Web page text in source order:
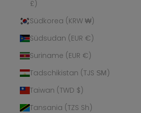
£)
Südkorea (KRW ₩)
Südsudan (EUR €)
Suriname (EUR €)
Tadschikistan (TJS ЅМ)
Taiwan (TWD $)
Tansania (TZS Sh)